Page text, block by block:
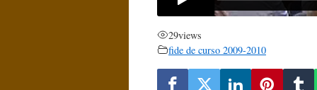
29views
fide de curso 2009-2010